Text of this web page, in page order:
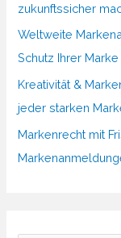
zukunftssicher
Weltweite
Schutz Ihrer Marke
Kreativität &
jeder starken
Markenrecht mit